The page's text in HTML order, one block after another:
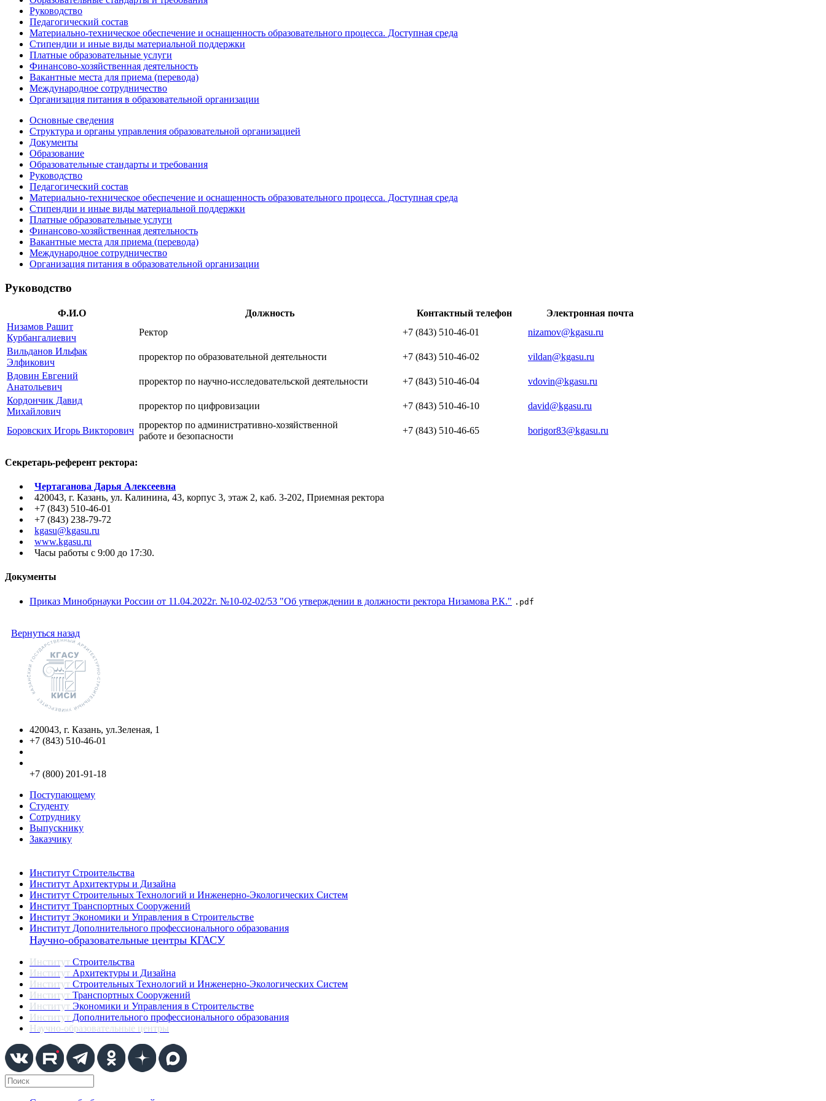
Руководство
Педагогический состав
Материально-техническое обеспечение и оснащенность образовательного процесса. Доступная среда
Стипендии и иные виды материальной поддержки
Платные образовательные услуги
Финансово-хозяйственная деятельность
Вакантные места для приема (перевода)
Международное сотрудничество
Организация питания в образовательной организации
Основные сведения
Структура и органы управления образовательной организацией
Документы
Образование
Образовательные стандарты и требования
Руководство
Педагогический состав
Материально-техническое обеспечение и оснащенность образовательного процесса. Доступная среда
Стипендии и иные виды материальной поддержки
Платные образовательные услуги
Финансово-хозяйственная деятельность
Вакантные места для приема (перевода)
Международное сотрудничество
Организация питания в образовательной организации
Руководство
Ф.И.О Должность Контактный телефон
Электронная почта
Низамов Рашит
Курбангалиевич
Ректор +7 (843) 510-46-01
nizamov@kgasu.ru
Вильданов Ильфак
Элфикович
проректор по образовательной деятельности +7 (843) 510-46-02
vildan@kgasu.ru
Вдовин Евгений
Анатольевич
проректор по научно-исследовательской деятельности +7 (843) 510-46-04
vdovin@kgasu.ru
Кордончик Давид
Михайлович
проректор по цифровизации +7 (843) 510-46-10 david@kgasu.ru
Боровских Игорь Викторович
проректор по административно-хозяйственной
работе и безопасности
+7 (843) 510-46-65 borigor83@kgasu.ru
Секретарь-референт ректора:
Чертаганова Дарья Алексеевна
420043, г. Казань, ул. Калинина, 43, корпус 3, этаж 2, каб. 3-202, Приемная ректора
+7 (843) 510-46-01
+7 (843) 238-79-72
kgasu@kgasu.ru
www.kgasu.ru
Часы работы с 9:00 до 17:30.
Документы
Приказ Минобрнауки России от 11.04.2022г. №10-02-02/53 "Об утверждении в должности ректора Низамова Р.К." .pdf
Вернуться назад
420043, г. Казань, ул.Зеленая, 1
+7 (843) 510-46-01
+7 (800) 201-91-18
Поступающему
Студенту
Сотруднику
Выпускнику
Заказчику
Институт Строительства
Институт Архитектуры и Дизайна
Институт Строительных Технологий и Инженерно-Экологических Систем
Институт Транспортных Сооружений
Институт Экономики и Управления в Строительстве
Институт Дополнительного профессионального образования
Научно-образовательные центры КГАСУ
Институт Строительства
Институт Архитектуры и Дизайна
Институт Строительных Технологий и Инженерно-Экологических Систем
Институт Транспортных Сооружений
Институт Экономики и Управления в Строительстве
Институт Дополнительного профессионального образования
Научно-образовательные центры